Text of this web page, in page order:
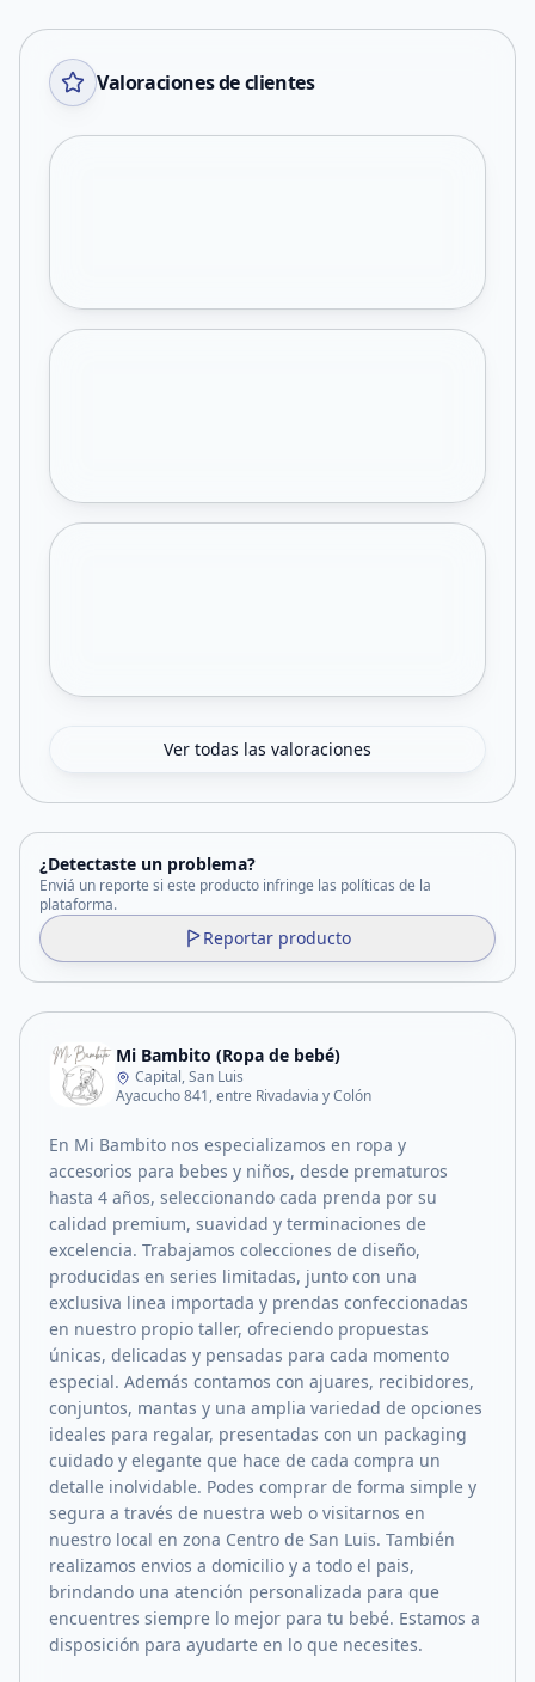
Valoraciones de clientes
Ver todas las valoraciones
¿Detectaste un problema?
Enviá un reporte si este producto infringe las políticas de la
plataforma.
Reportar producto
Mi Bambito (Ropa de bebé)
Capital, San Luis
Ayacucho 841, entre Rivadavia y Colón
En Mi Bambito nos especializamos en ropa y
accesorios para bebes y niños, desde prematuros
hasta 4 años, seleccionando cada prenda por su
calidad premium, suavidad y terminaciones de
excelencia. Trabajamos colecciones de diseño,
producidas en series limitadas, junto con una
exclusiva linea importada y prendas confeccionadas
en nuestro propio taller, ofreciendo propuestas
únicas, delicadas y pensadas para cada momento
especial. Además contamos con ajuares, recibidores,
conjuntos, mantas y una amplia variedad de opciones
ideales para regalar, presentadas con un packaging
cuidado y elegante que hace de cada compra un
detalle inolvidable. Podes comprar de forma simple y
segura a través de nuestra web o visitarnos en
nuestro local en zona Centro de San Luis. También
realizamos envios a domicilio y a todo el pais,
brindando una atención personalizada para que
encuentres siempre lo mejor para tu bebé. Estamos a
disposición para ayudarte en lo que necesites.